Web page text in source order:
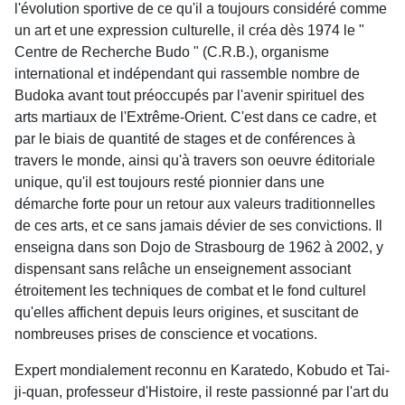
l'évolution sportive de ce qu'il a toujours considéré comme
un art et une expression culturelle, il créa dès 1974 le "
Centre de Recherche Budo " (C.R.B.), organisme
international et indépendant qui rassemble nombre de
Budoka avant tout préoccupés par l'avenir spirituel des
arts martiaux de l'Extrême-Orient. C'est dans ce cadre, et
par le biais de quantité de stages et de conférences à
travers le monde, ainsi qu'à travers son oeuvre éditoriale
unique, qu'il est toujours resté pionnier dans une
démarche forte pour un retour aux valeurs traditionnelles
de ces arts, et ce sans jamais dévier de ses convictions. Il
enseigna dans son Dojo de Strasbourg de 1962 à 2002, y
dispensant sans relâche un enseignement associant
étroitement les techniques de combat et le fond culturel
qu'elles affichent depuis leurs origines, et suscitant de
nombreuses prises de conscience et vocations.
Expert mondialement reconnu en Karatedo, Kobudo et Tai-
ji-quan, professeur d'Histoire, il reste passionné par l'art du